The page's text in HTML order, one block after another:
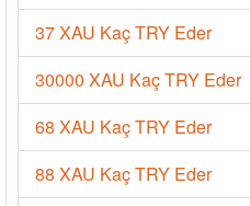
37 XAU Kaç TRY Eder
30000 XAU Kaç TRY Eder
68 XAU Kaç TRY Eder
88 XAU Kaç TRY Eder